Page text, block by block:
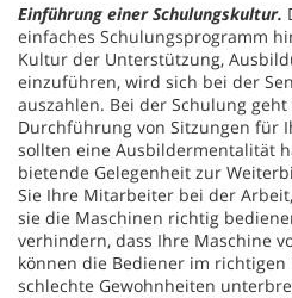
Einführung einer Schulungskultur.
einfaches Schulungsprogramm
Kultur der Unterstützung,
einzuführen, wird sich bei der
auszahlen. Bei der Schulung
Durchführung von Sitzungen für
sollten eine Ausbildermentalität
bietende Gelegenheit zur
Sie Ihre Mitarbeiter bei der
sie die Maschinen richtig
verhindern, dass Ihre Maschine
können die Bediener im
schlechte Gewohnheiten